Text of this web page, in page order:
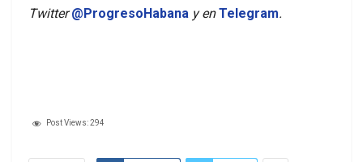
Twitter@ProgresoHabana y enTelegram.
Post Views:294